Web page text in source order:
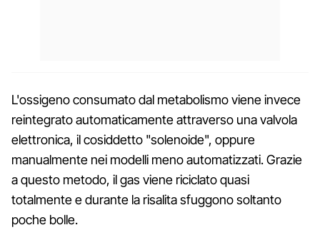
L'ossigeno consumato dal metabolismo viene invece
reintegrato automaticamente attraverso una valvola
elettronica, il cosiddetto "solenoide", oppure
manualmente nei modelli meno automatizzati. Grazie
a questo metodo, il gas viene riciclato quasi
totalmente e durante la risalita sfuggono soltanto
poche bolle.